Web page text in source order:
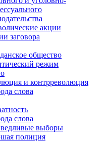
акции
заговора
общество
режим
и контрреволюция
слова
слова
выборы
полиция